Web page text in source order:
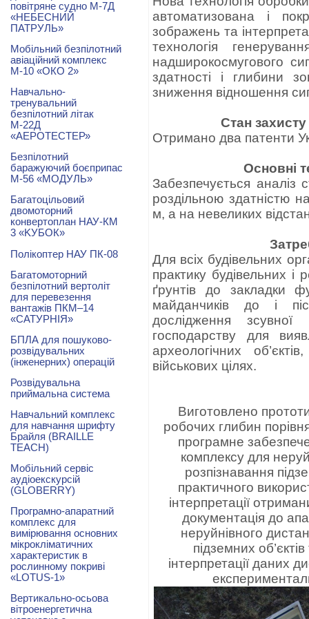
автоматизована і
зображень та
технологія
надширокосмугового
здатності і глибини
зниження відношення
Стан захисту
Отримано два патенти
Основні
Забезпечується
роздільною здатністю
м, а на невеликих
Для всіх будівельних
практику будівельних
ґрунтів до закладки
майданчиків до і
дослідження
господарству для
археологічних
військових цілях.
Виготовлено
робочих глибин
програмне
комплексу для
розпізнавання
практичного
інтерпретації
документація до
неруйнівного
підземних
інтерпретації даних
повітряне судно М-7Д
«НЕБЕСНИЙ
ПАТРУЛЬ»
Мобільний безпілотний
авіаційний комплекс
М-10 «ОКО 2»
Навчально-
тренувальний
безпілотний літак
М-22Д
«АЕРОТЕСТЕР»
Безпілотний
баражуючий боєприпас
М-56 «МОДУЛЬ»
Багатоцільовий
двомоторний
конвертоплан НАУ-КМ
3 «KУБОК»
Полікоптер НАУ ПК-08
Багатомоторний
безпілотний вертоліт
для перевезення
вантажів ПКМ–14
«САТУРНІЯ»
БПЛА для пошуково-
розвідувальних
(інженерних) операцій
Розвідувальна
приймальна система
Навчальний комплекс
для навчання шрифту
Брайля (BRAILLE
TEACH)
Мобільний сервіс
аудіоекскурсій
(GLOBERRY)
Програмно-апаратний
комплекс для
вимірювання основних
мікрокліматичних
характеристик в
рослинному покриві
«LOTUS-1»
Вертикально-осьова
вітроенергетична